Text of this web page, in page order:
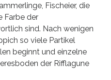
Fischeier, die
Farbe der
sind. Nach wenigen
so viele Partikel
beginnt und einzelne
der Rifflagune